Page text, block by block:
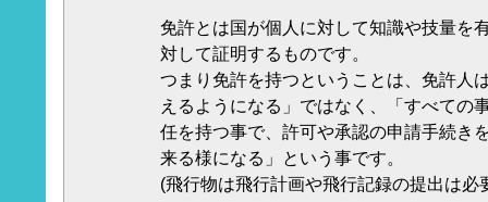
免許とは国が個人に対して知識や技量を
対して証明するものです。
つまり免許を持つということは、免許人
えるようになる」ではなく、「すべての
任を持つ事で、許可や承認の申請手続き
来る様になる」という事です。
(飛行物は飛行計画や飛行記録の提出は必